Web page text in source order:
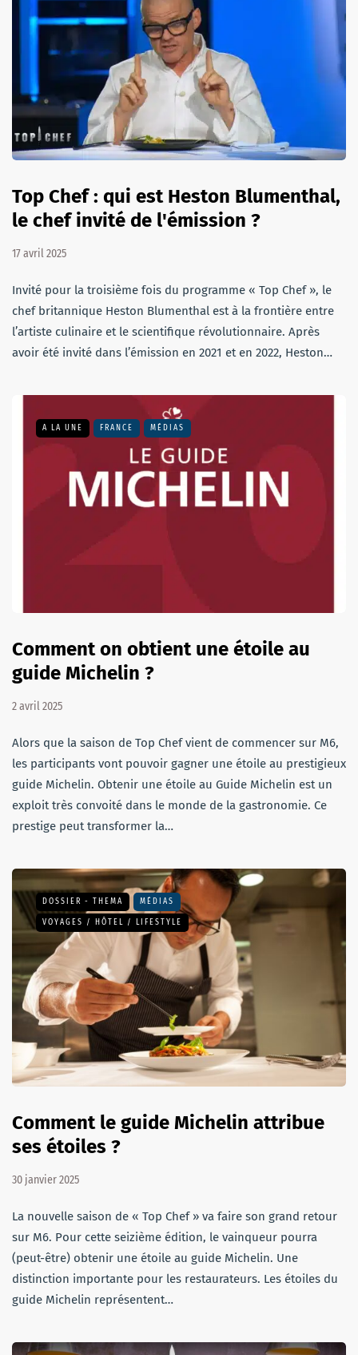
Top Chef : qui est Heston Blumenthal,
le chef invité de l'émission ?
17 avril 2025
Invité pour la troisième fois du programme « Top Chef », le
chef britannique Heston Blumenthal est à la frontière entre
l’artiste culinaire et le scientifique révolutionnaire. Après
avoir été invité dans l’émission en 2021 et en 2022, Heston…
A LA UNE FRANCE MÉDIAS
Comment on obtient une étoile au
guide Michelin ?
2 avril 2025
Alors que la saison de Top Chef vient de commencer sur M6,
les participants vont pouvoir gagner une étoile au prestigieux
guide Michelin. Obtenir une étoile au Guide Michelin est un
exploit très convoité dans le monde de la gastronomie. Ce
prestige peut transformer la…
DOSSIER - THEMA MÉDIAS
VOYAGES / HÔTEL / LIFESTYLE
Comment le guide Michelin attribue
ses étoiles ?
30 janvier 2025
La nouvelle saison de « Top Chef » va faire son grand retour
sur M6. Pour cette seizième édition, le vainqueur pourra
(peut-être) obtenir une étoile au guide Michelin. Une
distinction importante pour les restaurateurs. Les étoiles du
guide Michelin représentent…